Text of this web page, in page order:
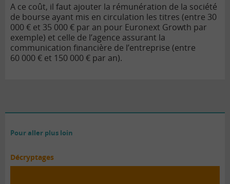
A ce coût, il faut ajouter la rémunération de la société
de bourse ayant mis en circulation les titres (entre 30
000 € et 35 000 € par an pour Euronext Growth par
exemple) et celle de l’agence assurant la
communication financière de l’entreprise (entre
60 000 € et 150 000 € par an).
Pour aller plus loin
Décryptages